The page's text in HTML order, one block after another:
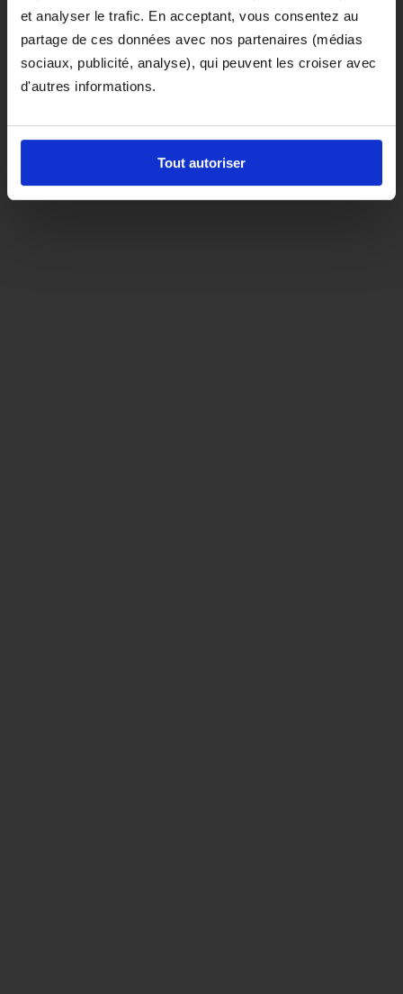
et analyser le trafic. En acceptant, vous consentez au
partage de ces données avec nos partenaires (médias
sociaux, publicité, analyse), qui peuvent les croiser avec
d'autres informations.
Tout autoriser
D'ici là, si vous souhaitez le coloris noir,
orientez-vous vers la matière "indispensable"